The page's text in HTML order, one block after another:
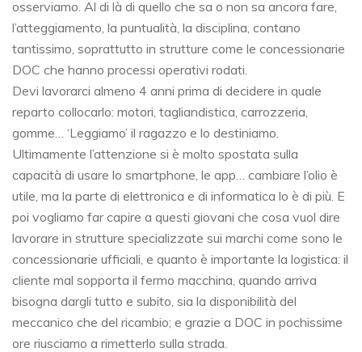
osserviamo. Al di là di quello che sa o non sa ancora fare,
l’atteggiamento, la puntualità, la disciplina, contano
tantissimo, soprattutto in strutture come le concessionarie
DOC che hanno processi operativi rodati.
Devi lavorarci almeno 4 anni prima di decidere in quale
reparto collocarlo: motori, tagliandistica, carrozzeria,
gomme… ‘Leggiamo’ il ragazzo e lo destiniamo.
Ultimamente l’attenzione si è molto spostata sulla
capacità di usare lo smartphone, le app… cambiare l’olio è
utile, ma la parte di elettronica e di informatica lo è di più. E
poi vogliamo far capire a questi giovani che cosa vuol dire
lavorare in strutture specializzate sui marchi come sono le
concessionarie ufficiali, e quanto è importante la logistica: il
cliente mal sopporta il fermo macchina, quando arriva
bisogna dargli tutto e subito, sia la disponibilità del
meccanico che del ricambio; e grazie a DOC in pochissime
ore riusciamo a rimetterlo sulla strada.